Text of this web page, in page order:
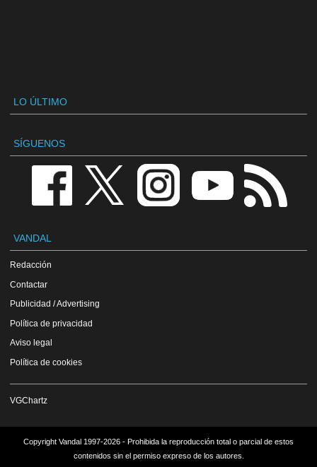
LO ÚLTIMO
SÍGUENOS
VANDAL
Redacción
Contactar
Publicidad / Advertising
Política de privacidad
Aviso legal
Política de cookies
VGChartz
Copyright Vandal 1997-2026 - Prohibida la reproducción total o parcial de estos
contenidos sin el permiso expreso de los autores.